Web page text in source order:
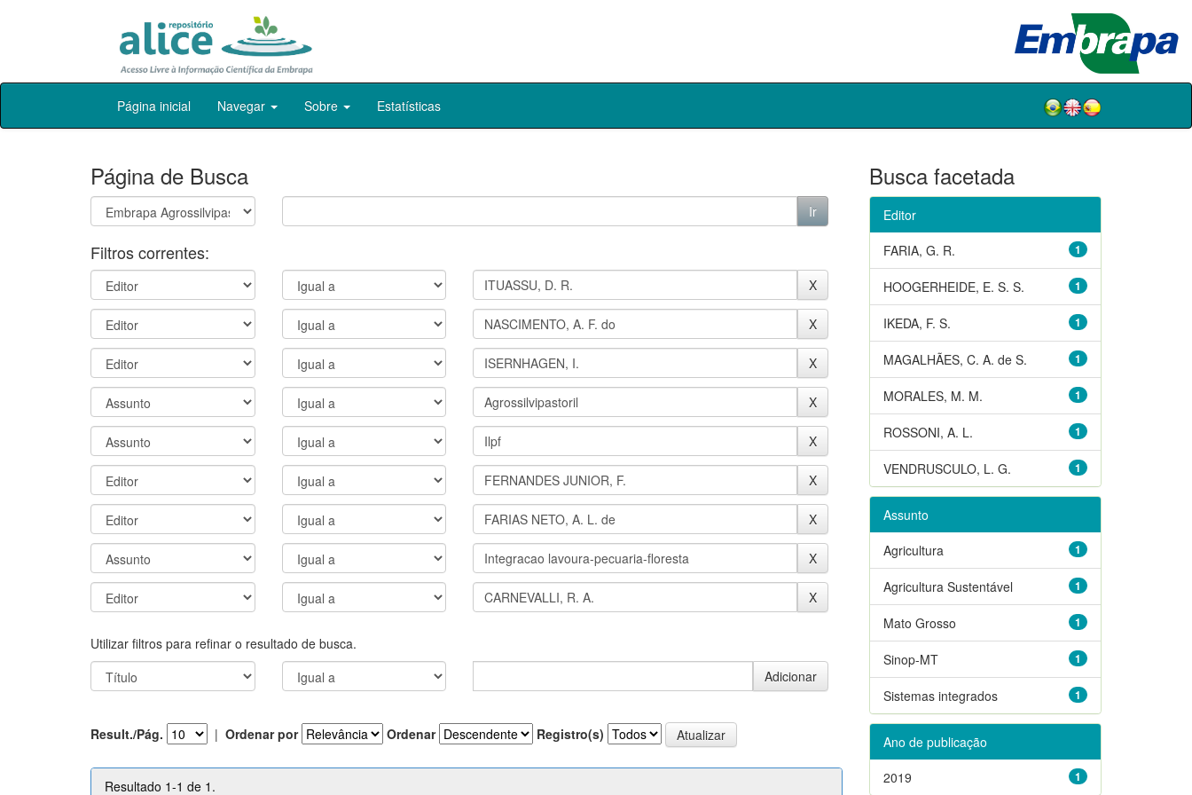
Skip
Página inicial Navegar Sobre Estatísticas
Página de Busca
Filtros correntes:
Utilizar filtros para refinar o resultado de busca.
Result./Pág. | Ordenar por Ordenar Registro(s)
Resultado 1-1 de 1.
Busca facetada
Editor
1
FARIA, G. R.
1
HOOGERHEIDE, E. S. S.
1
IKEDA, F. S.
1
MAGALHÃES, C. A. de S.
1
MORALES, M. M.
1
ROSSONI, A. L.
1
VENDRUSCULO, L. G.
Assunto
1
Agricultura
1
Agricultura Sustentável
1
Mato Grosso
1
Sinop-MT
1
Sistemas integrados
Ano de publicação
1
2019